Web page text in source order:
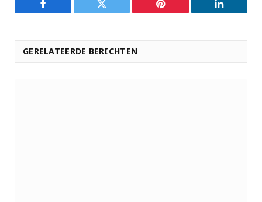
Facebook Twitter Pinterest LinkedIn
GERELATEERDE BERICHTEN